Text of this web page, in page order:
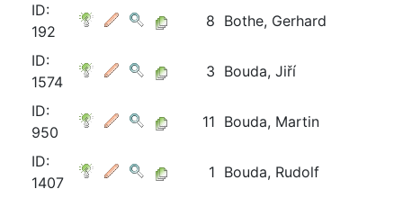
ID:
192
8 Bothe, Gerhard
ID:
1574
3 Bouda, Jiří
ID:
950
11 Bouda, Martin
ID:
1407
1 Bouda, Rudolf